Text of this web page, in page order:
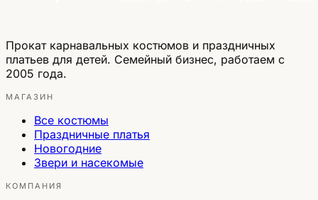
Прокат карнавальных костюмов и праздничных
платьев для детей. Семейный бизнес, работаем с
2005 года.
МАГАЗИН
Все костюмы
Праздничные платья
Новогодние
Звери и насекомые
КОМПАНИЯ